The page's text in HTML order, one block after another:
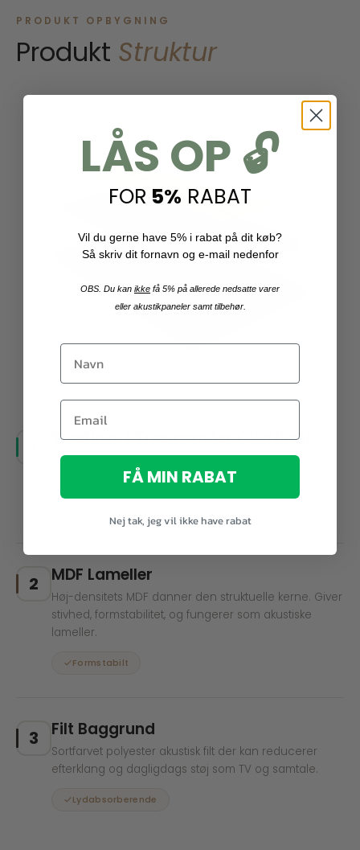
PRODUKT OPBYGNING
Produkt Struktur
Træfiner / Træmønster Overflade
Enkeltsidet fremstillet træfiner i træmønster med
naturlig varm glans.
2 MDF Lameller
Høj-densitets MDF danner den struktuelle kerne. Giver
stivhed, formstabilitet, og fungerer som akustiske
lameller.
Formstabilt
3 Filt Baggrund
Sortfarvet polyester akustisk filt der kan reducerer
efterklang og dagligdags støj som TV og samtale.
Lydabsorberende
LÅS OP 🔓
FOR 5% RABAT
Vil du gerne have 5% i rabat på dit køb?
Så skriv dit fornavn og e-mail nedenfor
OBS. Du kan ikke få 5% på allerede nedsatte varer
eller akustikpaneler samt tilbehør.
FÅ MIN RABAT
Nej tak, jeg vil ikke have rabat